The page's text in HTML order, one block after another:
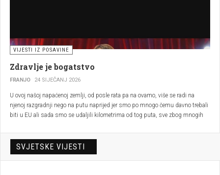
VIJESTI IZ POSAVINE
Zdravlje je bogatstvo
FRANJO 24 SIJEČANJ 2026
U ovoj našoj napaćenoj zemlji, od posle rata pa na ovamo, više se radi na
njenoj razgradnji nego na putu naprijed jer smo po mnogo čemu davno trebali
biti u EU ali sada smo se udaljili kilometrima od tog puta, sve zbog mnogih
SVJETSKE VIJESTI